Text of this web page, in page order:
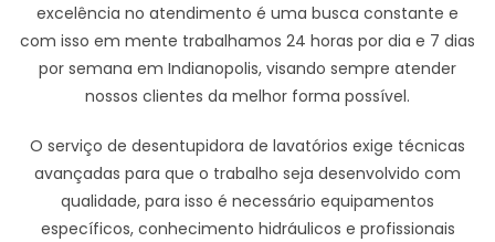
excelência no atendimento é uma busca constante e
com isso em mente trabalhamos 24 horas por dia e 7 dias
por semana em Indianopolis, visando sempre atender
nossos clientes da melhor forma possível.
O serviço de desentupidora de lavatórios exige técnicas
avançadas para que o trabalho seja desenvolvido com
qualidade, para isso é necessário equipamentos
específicos, conhecimento hidráulicos e profissionais